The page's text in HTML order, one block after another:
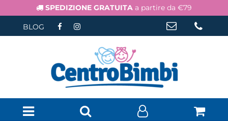
SPEDIZIONE GRATUITA a partire da €79
BLOG
Open menu